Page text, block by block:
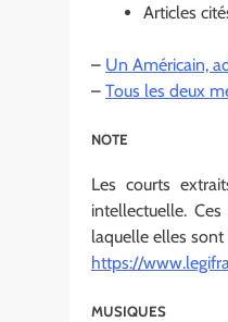
Articles
– Un Américain,
– Tous les deux
NOTE
Les courts
intellectuelle.
laquelle elles
https://
MUSIQUES